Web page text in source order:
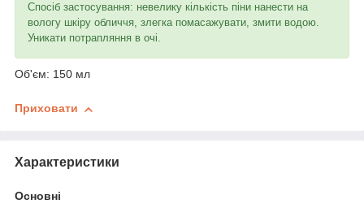
Спосіб застосування: невелику кількість піни нанести на
вологу шкіру обличчя, злегка помасажувати, змити водою.
Уникати потрапляння в очі.
Об'єм: 150 мл
Приховати
Характеристики
Основні